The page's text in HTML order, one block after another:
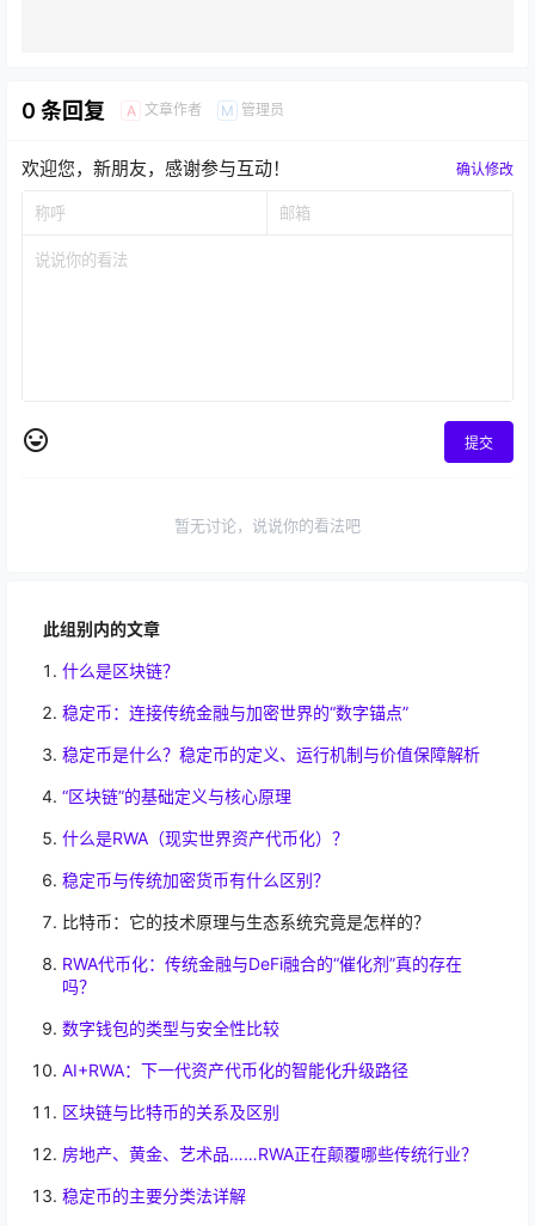
此组别内的文章
什么是区块链？
稳定币：连接传统金融与加密世界的“数字锚点”
稳定币是什么？稳定币的定义、运行机制与价值保障解析
“区块链”的基础定义与核心原理
什么是RWA（现实世界资产代币化）？
稳定币与传统加密货币有什么区别？
比特币：它的技术原理与生态系统究竟是怎样的？
RWA代币化：传统金融与DeFi融合的“催化剂”真的存在
吗？
数字钱包的类型与安全性比较
AI+RWA：下一代资产代币化的智能化升级路径
区块链与比特币的关系及区别
房地产、黄金、艺术品……RWA正在颠覆哪些传统行业？
稳定币的主要分类法详解
0 条回复 A 文章作者 M 管理员
欢迎您，新朋友，感谢参与互动！ 确认修改
提交
暂无讨论，说说你的看法吧